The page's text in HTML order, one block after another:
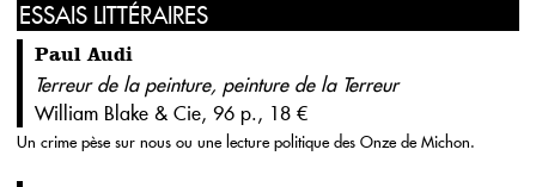
ESSAIS LITTÉRAIRES
Paul Audi
Terreur de la peinture, peinture de la Terreur
William Blake & Cie, 96 p., 18 €
Un crime pèse sur nous ou une lecture politique des Onze de Michon.